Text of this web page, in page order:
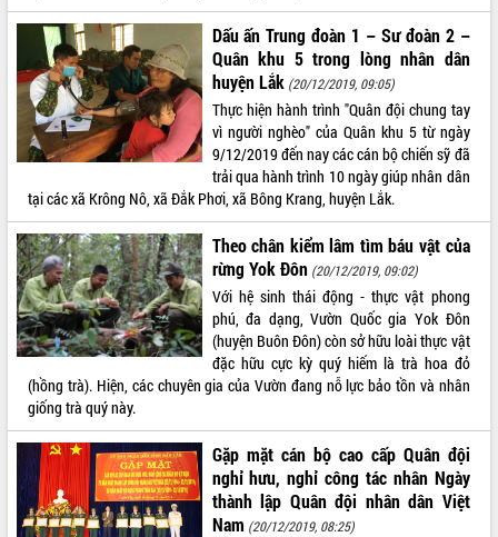
Dấu ấn Trung đoàn 1 – Sư đoàn 2 –
Quân khu 5 trong lòng nhân dân
huyện Lắk (20/12/2019, 09:05)
Thực hiện hành trình "Quân đội chung tay
vì người nghèo" của Quân khu 5 từ ngày
9/12/2019 đến nay các cán bộ chiến sỹ đã
trải qua hành trình 10 ngày giúp nhân dân
tại các xã Krông Nô, xã Đắk Phơi, xã Bông Krang, huyện Lắk.
Theo chân kiểm lâm tìm báu vật của
rừng Yok Đôn (20/12/2019, 09:02)
Với hệ sinh thái động - thực vật phong
phú, đa dạng, Vườn Quốc gia Yok Đôn
(huyện Buôn Đôn) còn sở hữu loài thực vật
đặc hữu cực kỳ quý hiếm là trà hoa đỏ
(hồng trà). Hiện, các chuyên gia của Vườn đang nỗ lực bảo tồn và nhân
giống trà quý này.
Gặp mặt cán bộ cao cấp Quân đội
nghỉ hưu, nghỉ công tác nhân Ngày
thành lập Quân đội nhân dân Việt
Nam (20/12/2019, 08:25)